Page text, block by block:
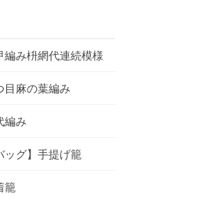
編み枡網代連続模様
目麻の葉編み
編み
ッグ】手提げ籠
籠